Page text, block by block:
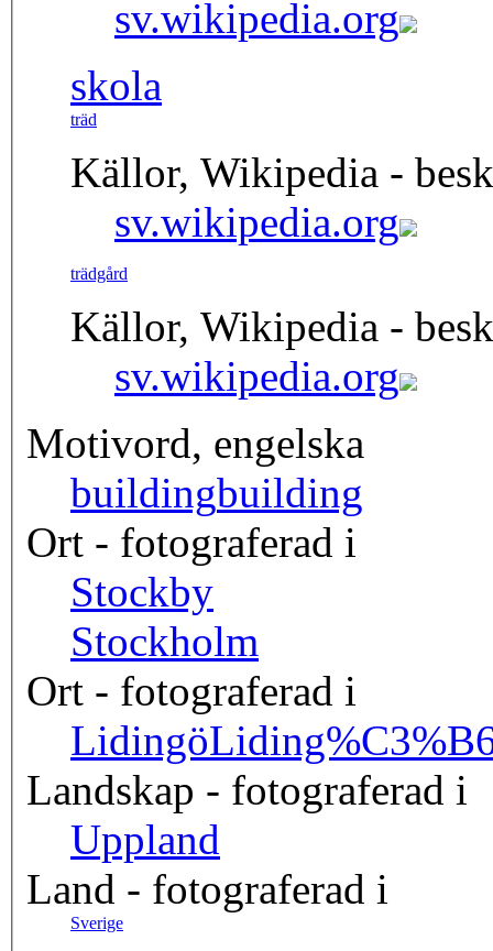
sv.wikipedia.org
skola
träd
Källor, Wikipedia -
sv.wikipedia.org
trädgård
Källor, Wikipedia -
sv.wikipedia.org
Motivord, engelska
buildingbuilding
Ort - fotograferad i
Stockby
Stockholm
Ort - fotograferad i
Lidingö
Landskap - fotograferad i
Uppland
Land - fotograferad i
Sverige